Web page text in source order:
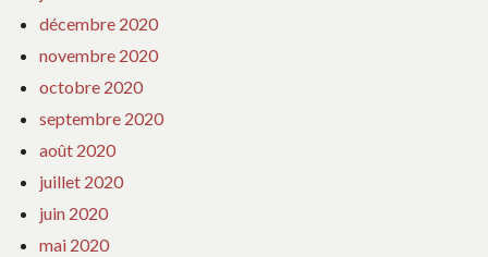
décembre 2020
novembre 2020
octobre 2020
septembre 2020
août 2020
juillet 2020
juin 2020
mai 2020